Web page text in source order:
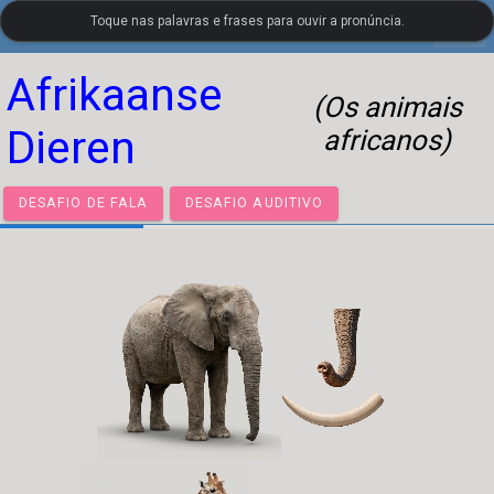
LanguageGuide.org•Vocabulário Visual de Holandês
Afrikaanse
Dieren
(Os animais
africanos)
DESAFIO DE FALA
Toque nas palavras e frases para ouvir a pronúncia.